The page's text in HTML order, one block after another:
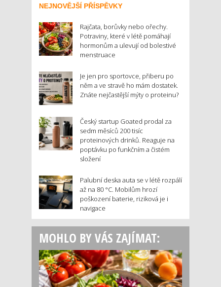
NEJNOVĚJŠÍ PŘÍSPĚVKY
Rajčata, borůvky nebo ořechy.
Potraviny, které v létě pomáhají
hormonům a ulevují od bolestivé
menstruace
Je jen pro sportovce, přiberu po
něm a ve stravě ho mám dostatek.
Znáte nejčastější mýty o proteinu?
Český startup Goated prodal za
sedm měsíců 200 tisíc
proteinových drinků. Reaguje na
poptávku po funkčním a čistém
složení
Palubní deska auta se v létě rozpálí
až na 80 °C. Mobilům hrozí
poškození baterie, riziková je i
navigace
MOHLO BY VÁS ZAJÍMAT: